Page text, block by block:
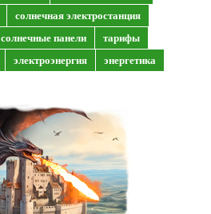
солнечная электростанция
солнечные панели
тарифы
электроэнергия энергетика